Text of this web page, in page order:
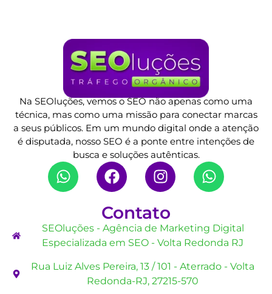
Na SEOluções, vemos o SEO não apenas como uma
técnica, mas como uma missão para conectar marcas
a seus públicos. Em um mundo digital onde a atenção
é disputada, nosso SEO é a ponte entre intenções de
busca e soluções autênticas.
Contato
SEOluções - Agência de Marketing Digital
Especializada em SEO - Volta Redonda RJ
Rua Luiz Alves Pereira, 13 / 101 - Aterrado - Volta
Redonda-RJ, 27215-570